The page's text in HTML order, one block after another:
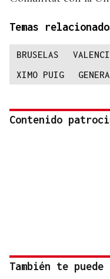
Temas
BRUSELAS
XIMO PUIG
Contenido
También te